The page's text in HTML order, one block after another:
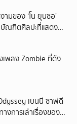
มของ ‘โน ยุนซอ’
บัณฑิตศิลปะที่แสดง
เพลง Zombie ที่ดัง
เบนนี ซาฟดี
การเล่าเรื่องของตัว